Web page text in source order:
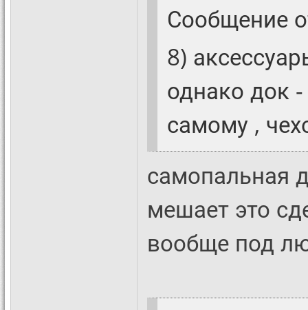
Сообщение
8)
однако док
самому ,
самопальная
мешает это
вообще под